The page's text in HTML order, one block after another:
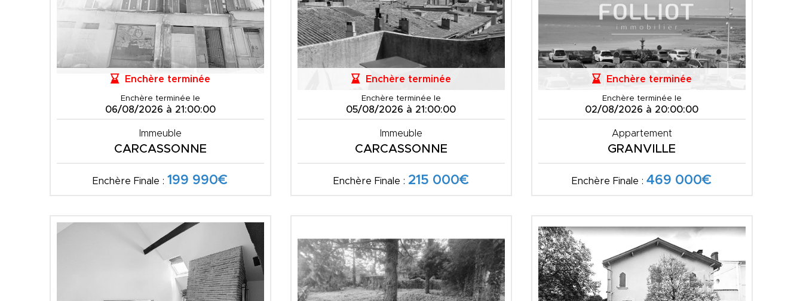
Enchère terminée
Enchère terminée le
06/08/2026 à 21:00:00
Immeuble
CARCASSONNE
Enchère Finale : 199 990€
Enchère terminée
Enchère terminée le
05/08/2026 à 21:00:00
Immeuble
CARCASSONNE
Enchère Finale : 215 000€
Enchère terminée
Enchère terminée le
02/08/2026 à 20:00:00
Appartement
GRANVILLE
Enchère Finale :469 000€